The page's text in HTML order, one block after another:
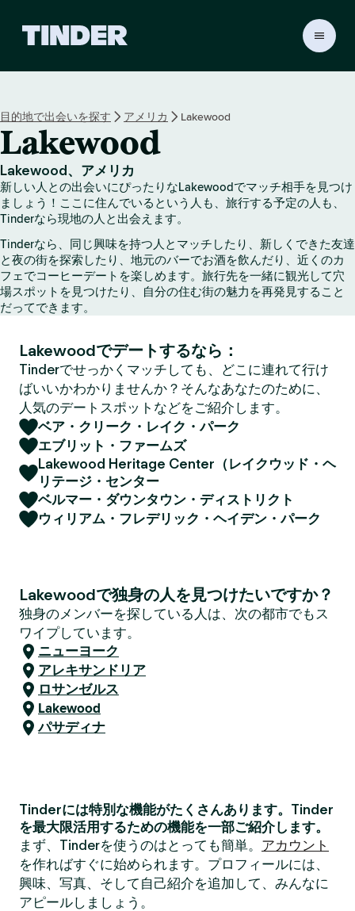
r
ホ
ー
ム
ペ
ー
ジ
目的地で出会いを探す アメリカ Lakewood
Lakewood
Lakewood、アメリカ
新しい人との出会いにぴったりなLakewoodでマッチ相手を見つけ
ましょう！ここに住んでいるという人も、旅行する予定の人も、
Tinderなら現地の人と出会えます。
Tinderなら、同じ興味を持つ人とマッチしたり、新しくできた友達
と夜の街を探索したり、地元のバーでお酒を飲んだり、近くのカ
フェでコーヒーデートを楽しめます。旅行先を一緒に観光して穴
場スポットを見つけたり、自分の住む街の魅力を再発見すること
だってできます。
Lakewoodでデートするなら：
Tinderでせっかくマッチしても、どこに連れて行け
ばいいかわかりませんか？そんなあなたのために、
人気のデートスポットなどをご紹介します。
ベア・クリーク・レイク・パーク
エブリット・ファームズ
Lakewood Heritage Center（レイクウッド・ヘ
リテージ・センター
ベルマー・ダウンタウン・ディストリクト
ウィリアム・フレデリック・ヘイデン・パーク
Lakewoodで独身の人を見つけたいですか？
独身のメンバーを探している人は、次の都市でもス
ワイプしています。
ニューヨーク
アレキサンドリア
ロサンゼルス
Lakewood
パサディナ
Tinderには特別な機能がたくさんあります。Tinder
を最大限活用するための機能を一部ご紹介します。
まず、Tinderを使うのはとっても簡単。 アカウント
を作ればすぐに始められます。プロフィールには、
興味、写真、そして自己紹介を追加して、みんなに
アピールしましょう。